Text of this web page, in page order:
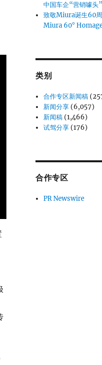
中国车企“营销噱头
致敬Miura诞生60
Miura 60°
类别
合作专区新闻稿
新闻分享 (6,057)
新闻稿 (1,466)
试驾分享 (176)
合作专区
PR Newswire